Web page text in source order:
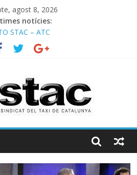
agost 8, 2026
notícies:
STAC – ATC
la reunión con los Mossos d
Barcelona.
29.07.2026 en COOLTURA FM.
TÈCNICA PARA MEJORAR LA
EN EL PUERTO DE BARCELONA.
22.07.2026 en COOLTURA FM.